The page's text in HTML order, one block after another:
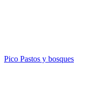
Pico Pastos y bosques